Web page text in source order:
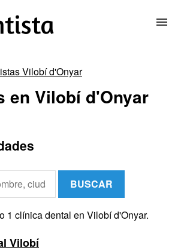
Vilobí d'Onyar
en Vilobí d'Onyar
BUSCAR
1 clínica dental en Vilobí d'Onyar.
Vilobí